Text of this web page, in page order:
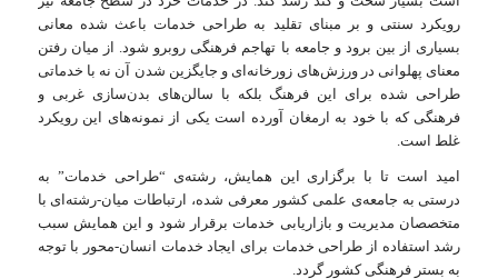
رویکرد سنتی و بر مبنای تقلید به طراحی خدمات باعث شده معانی
بسیاری از بین برود و جامعه با تهاجم فرهنگی روبرو شود. از میان رفتن
معنای پهلوانی در ورزش‌های زورخانه‌ای و جایگزین شدن آن نه با خدماتی
طراحی شده برای این فرهنگ بلکه با سالن‌های بدن‌سازی غربی و
فرهنگی که با خود به ارمغان آورده است یکی از نمونه‌های این رویکرد
غلط است.
امید است تا با برگزاری این همایش، رشته‌ی “طراحی خدمات” به
درستی به جامعه‌ی علمی کشور معرفی شده، ارتباطات میان-رشته‌ای با
متخصصان مدیریت و بازاریابی خدمات برقرار شود و این همایش سبب
رشد استفاده از طراحی خدمات برای ایجاد خدمات انسان-محور با توجه
به بستر فرهنگی کشور گردد.